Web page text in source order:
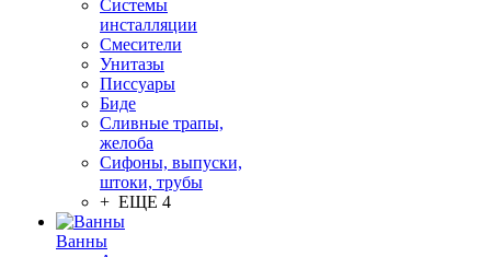
Системы
инсталляции
Смесители
Унитазы
Писсуары
Биде
Сливные трапы,
желоба
Сифоны, выпуски,
штоки, трубы
+ ЕЩЕ 4
Ванны